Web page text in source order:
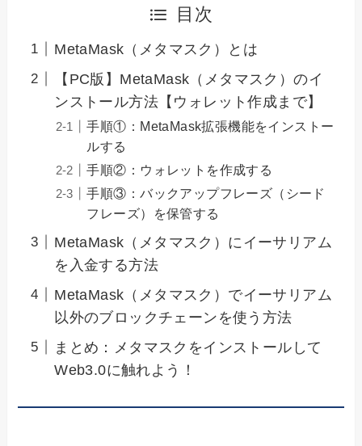
目次
MetaMask（メタマスク）とは
【PC版】MetaMask（メタマスク）のイ
ンストール方法【ウォレット作成まで】
手順①：MetaMask拡張機能をインストー
ルする
手順②：ウォレットを作成する
手順③：バックアップフレーズ（シード
フレーズ）を保管する
MetaMask（メタマスク）にイーサリアム
を入金する方法
MetaMask（メタマスク）でイーサリアム
以外のブロックチェーンを使う方法
まとめ：メタマスクをインストールして
Web3.0に触れよう！